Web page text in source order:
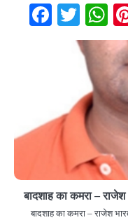
बादशाह का कमरा – राजेश
बादशाह का कमरा – राजेश